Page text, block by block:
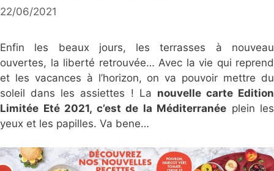
22/06/2021
Enfin les beaux jours, les terrasses à nouveau
ouvertes, la liberté retrouvée… Avec la vie qui reprend
et les vacances à l’horizon, on va pouvoir mettre du
soleil dans les assiettes ! La nouvelle carte Edition
Limitée Eté 2021, c’est de la Méditerranée plein les
yeux et les papilles. Va bene…